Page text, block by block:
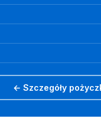
← Szczegóły